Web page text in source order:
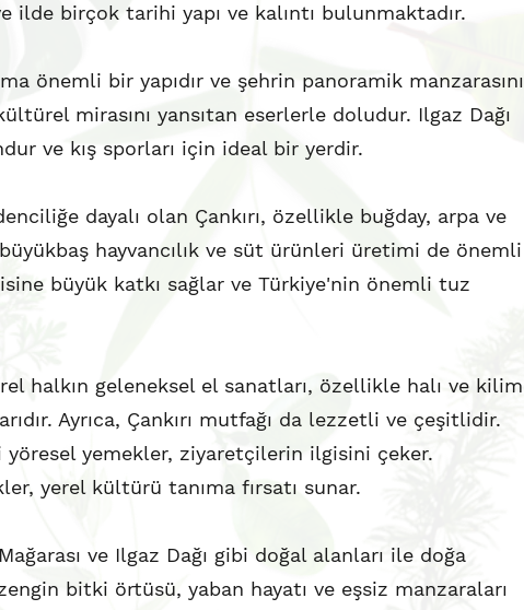
ilde birçok tarihi yapı ve kalıntı bulunmaktadır.
önemli bir yapıdır ve şehrin panoramik manzarasını
mirasını yansıtan eserlerle doludur. Ilgaz Dağı
ve kış sporları için ideal bir yerdir.
dayalı olan Çankırı, özellikle buğday, arpa ve
hayvancılık ve süt ürünleri üretimi de önemli
büyük katkı sağlar ve Türkiye'nin önemli tuz
halkın geleneksel el sanatları, özellikle halı ve kilim
Ayrıca, Çankırı mutfağı da lezzetli ve çeşitlidir.
yemekler, ziyaretçilerin ilgisini çeker.
yerel kültürü tanıma fırsatı sunar.
ve Ilgaz Dağı gibi doğal alanları ile doğa
bitki örtüsü, yaban hayatı ve eşsiz manzaraları